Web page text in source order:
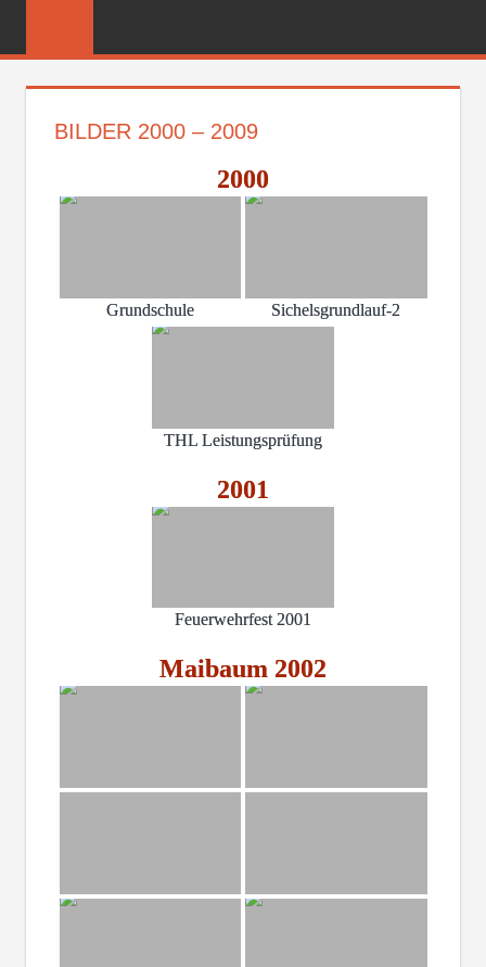
FEUERWEHR
BILDER 2000 – 2009
2000
Grundschule Sichelsgrundlauf-2
THL Leistungsprüfung
2001
Feuerwehrfest 2001
Maibaum 2002